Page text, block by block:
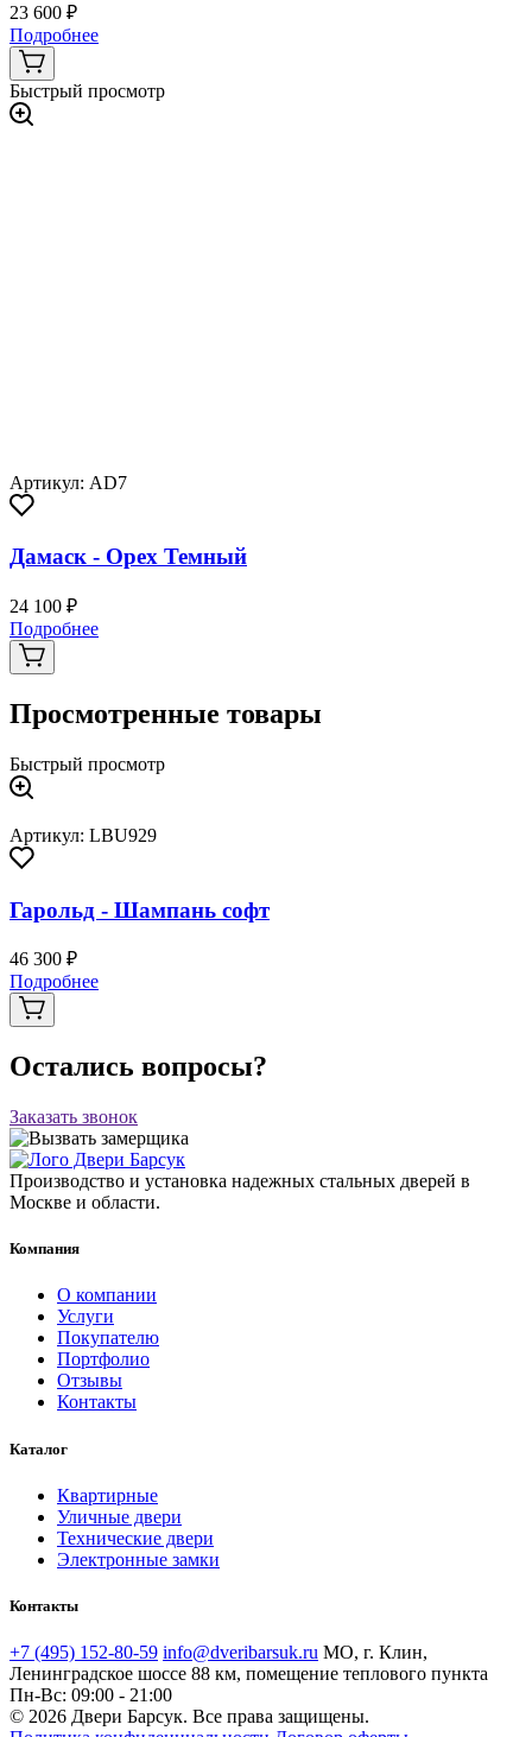
23 600 ₽
Подробнее
Быстрый просмотр
Артикул: AD7
Дамаск - Орех Темный
24 100 ₽
Подробнее
Просмотренные товары
Быстрый просмотр
Артикул: LBU929
Гарольд - Шампань софт
46 300 ₽
Подробнее
Остались вопросы?
Заказать звонок
Производство и установка надежных стальных дверей в
Москве и области.
Компания
О компании
Услуги
Покупателю
Портфолио
Отзывы
Контакты
Каталог
Квартирные
Уличные двери
Технические двери
Электронные замки
Контакты
+7 (495) 152-80-59 info@dveribarsuk.ru МО, г. Клин,
Ленинградское шоссе 88 км, помещение теплового пункта
Пн-Вс: 09:00 - 21:00
© 2026 Двери Барсук. Все права защищены.